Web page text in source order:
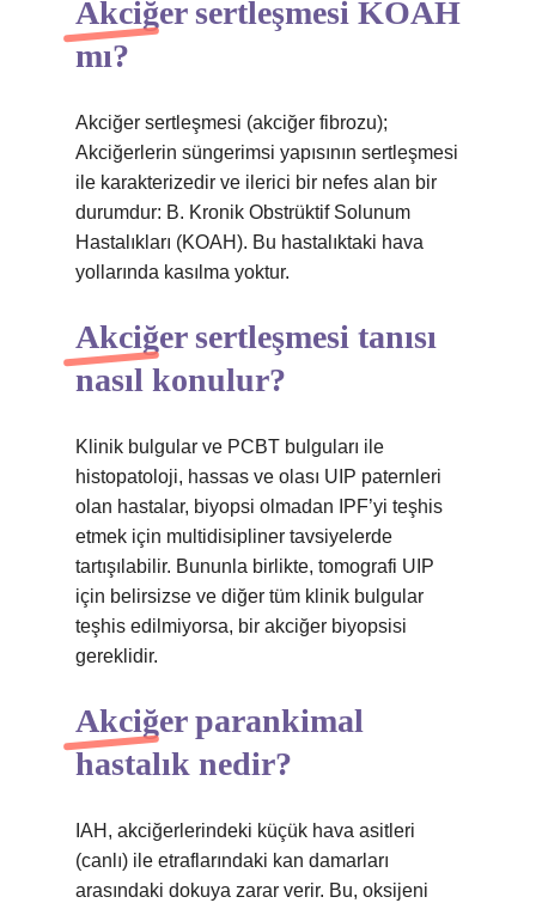
Akciğer sertleşmesi KOAH
mı?
Akciğer sertleşmesi (akciğer fibrozu);
Akciğerlerin süngerimsi yapısının sertleşmesi
ile karakterizedir ve ilerici bir nefes alan bir
durumdur: B. Kronik Obstrüktif Solunum
Hastalıkları (KOAH). Bu hastalıktaki hava
yollarında kasılma yoktur.
Akciğer sertleşmesi tanısı
nasıl konulur?
Klinik bulgular ve PCBT bulguları ile
histopatoloji, hassas ve olası UIP paternleri
olan hastalar, biyopsi olmadan IPF’yi teşhis
etmek için multidisipliner tavsiyelerde
tartışılabilir. Bununla birlikte, tomografi UIP
için belirsizse ve diğer tüm klinik bulgular
teşhis edilmiyorsa, bir akciğer biyopsisi
gereklidir.
Akciğer parankimal
hastalık nedir?
IAH, akciğerlerindeki küçük hava asitleri
(canlı) ile etraflarındaki kan damarları
arasındaki dokuya zarar verir. Bu, oksijeni